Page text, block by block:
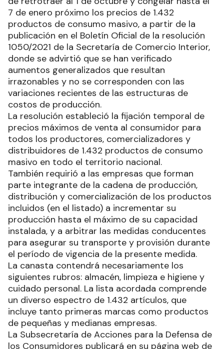
7 de enero próximo los precios de 1.432
productos de consumo masivo, a partir de la
publicación en el Boletín Oficial de la resolución
1050/2021 de la Secretaría de Comercio Interior,
donde se advirtió que se han verificado
aumentos generalizados que resultan
irrazonables y no se corresponden con las
variaciones recientes de las estructuras de
costos de producción.
La resolución estableció la fijación temporal de
precios máximos de venta al consumidor para
todos los productores, comercializadores y
distribuidores de 1.432 productos de consumo
masivo en todo el territorio nacional.
También requirió a las empresas que forman
parte integrante de la cadena de producción,
distribución y comercialización de los productos
incluidos (en el listado) a incrementar su
producción hasta el máximo de su capacidad
instalada, y a arbitrar las medidas conducentes
para asegurar su transporte y provisión durante
el período de vigencia de la presente medida.
La canasta contendrá necesariamente los
siguientes rubros: almacén, limpieza e higiene y
cuidado personal. La lista acordada comprende
un diverso espectro de 1.432 artículos, que
incluye tanto primeras marcas como productos
de pequeñas y medianas empresas.
La Subsecretaría de Acciones para la Defensa de
los Consumidores publicará en su página web de